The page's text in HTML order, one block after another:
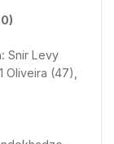
Snir Levy
Oliveira (47),